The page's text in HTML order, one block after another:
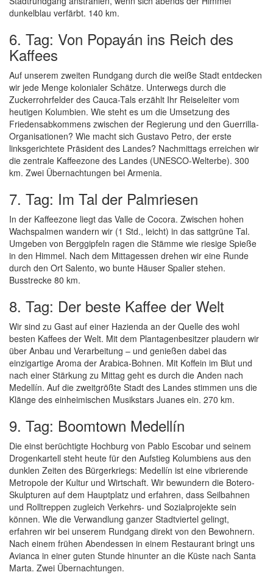
dunkelblau verfärbt. 140 km.
6. Tag: Von Popayán ins Reich des
Kaffees
Auf unserem zweiten Rundgang durch die weiße Stadt entdecken
wir jede Menge kolonialer Schätze. Unterwegs durch die
Zuckerrohrfelder des Cauca-Tals erzählt Ihr Reiseleiter vom
heutigen Kolumbien. Wie steht es um die Umsetzung des
Friedensabkommens zwischen der Regierung und den Guerrilla-
Organisationen? Wie macht sich Gustavo Petro, der erste
linksgerichtete Präsident des Landes? Nachmittags erreichen wir
die zentrale Kaffeezone des Landes (UNESCO-Welterbe). 300
km. Zwei Übernachtungen bei Armenia.
7. Tag: Im Tal der Palmriesen
In der Kaffeezone liegt das Valle de Cocora. Zwischen hohen
Wachspalmen wandern wir (1 Std., leicht) in das sattgrüne Tal.
Umgeben von Berggipfeln ragen die Stämme wie riesige Spieße
in den Himmel. Nach dem Mittagessen drehen wir eine Runde
durch den Ort Salento, wo bunte Häuser Spalier stehen.
Busstrecke 80 km.
8. Tag: Der beste Kaffee der Welt
Wir sind zu Gast auf einer Hazienda an der Quelle des wohl
besten Kaffees der Welt. Mit dem Plantagenbesitzer plaudern wir
über Anbau und Verarbeitung – und genießen dabei das
einzigartige Aroma der Arabica-Bohnen. Mit Koffein im Blut und
nach einer Stärkung zu Mittag geht es durch die Anden nach
Medellín. Auf die zweitgrößte Stadt des Landes stimmen uns die
Klänge des einheimischen Musikstars Juanes ein. 270 km.
9. Tag: Boomtown Medellín
Die einst berüchtigte Hochburg von Pablo Escobar und seinem
Drogenkartell steht heute für den Aufstieg Kolumbiens aus den
dunklen Zeiten des Bürgerkriegs: Medellín ist eine vibrierende
Metropole der Kultur und Wirtschaft. Wir bewundern die Botero-
Skulpturen auf dem Hauptplatz und erfahren, dass Seilbahnen
und Rolltreppen zugleich Verkehrs- und Sozialprojekte sein
können. Wie die Verwandlung ganzer Stadtviertel gelingt,
erfahren wir bei unserem Rundgang direkt von den Bewohnern.
Nach einem frühen Abendessen in einem Restaurant bringt uns
Avianca in einer guten Stunde hinunter an die Küste nach Santa
Marta. Zwei Übernachtungen.